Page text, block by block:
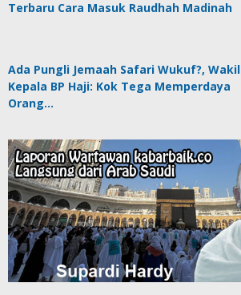
Terbaru Cara Masuk Raudhah Madinah
Ada Pungli Jemaah Safari Wukuf?, Wakil
Kepala BP Haji: Kok Tega Memperdaya
Orang…